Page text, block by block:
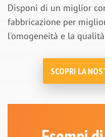
Disponi di un miglior
fabbricazione per
l'omogeneità e la
SCOPRI LA